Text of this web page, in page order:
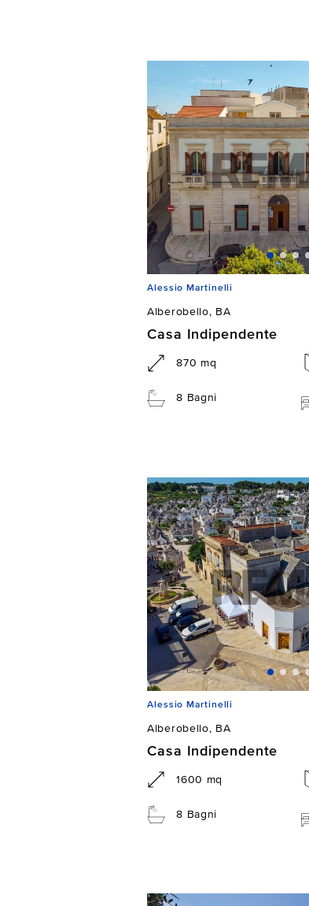
Alessio Martinelli
Alberobello, BA
Casa Indipendente
870 mq
8 Bagni
Alessio Martinelli
Alberobello, BA
Casa Indipendente
1600 mq
8 Bagni